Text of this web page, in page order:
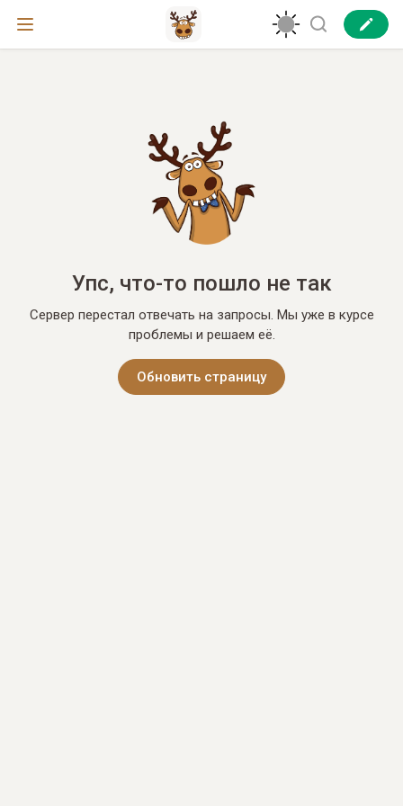
Упс, что-то пошло не так
Сервер перестал отвечать на запросы. Мы уже в курсе
проблемы и решаем её.
Обновить страницу